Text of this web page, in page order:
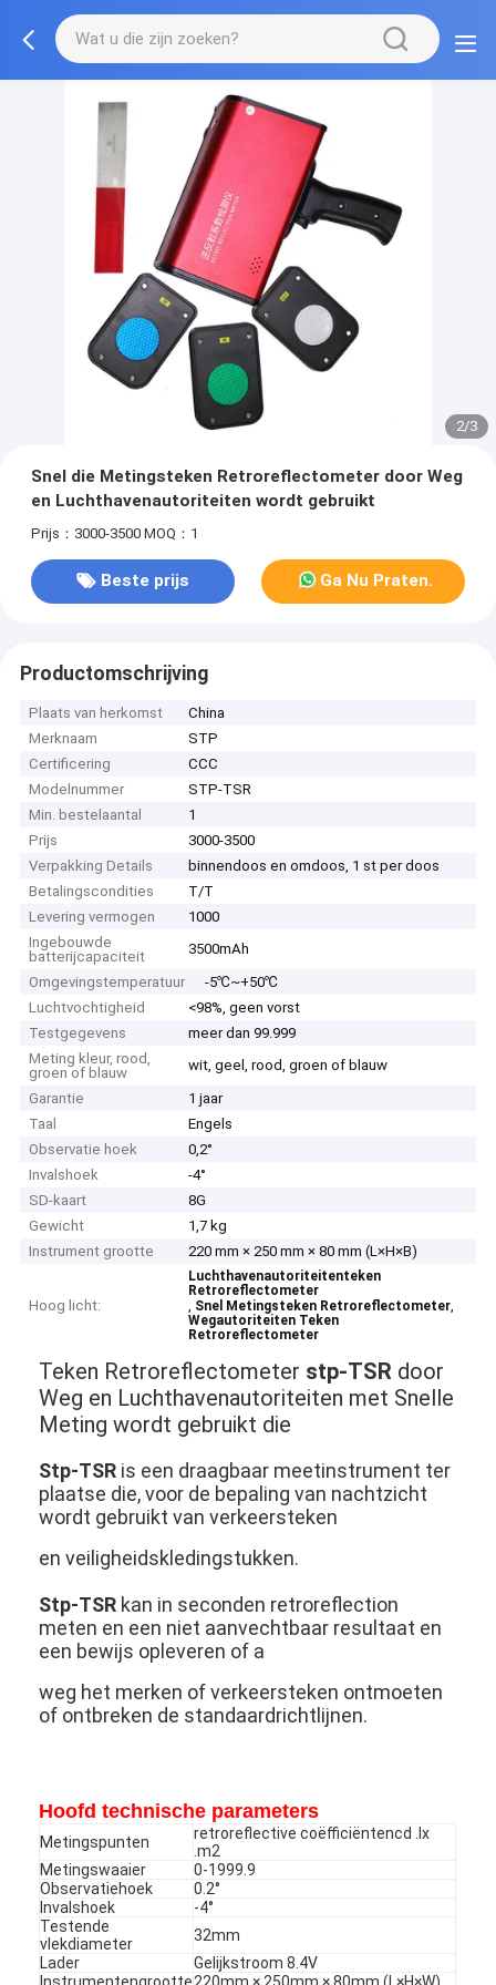
2/3
Snel die Metingsteken Retroreflectometer door Weg
en Luchthavenautoriteiten wordt gebruikt
Prijs：3000-3500 MOQ：1
Beste prijs Ga Nu Praten.
Productomschrijving
Plaats van herkomst
China
Merknaam
STP
Certificering
CCC
Modelnummer
STP-TSR
Min. bestelaantal
1
Prijs
3000-3500
Verpakking Details
binnendoos en omdoos, 1 st per doos
Betalingscondities
T/T
Levering vermogen
1000
Ingebouwde
batterijcapaciteit
3500mAh
Omgevingstemperatuur
-5℃~+50℃
Luchtvochtigheid
<98%, geen vorst
Testgegevens
meer dan 99.999
Meting kleur, rood,
groen of blauw
wit, geel, rood, groen of blauw
Garantie
1 jaar
Taal
Engels
Observatie hoek
0,2°
Invalshoek
-4°
SD-kaart
8G
Gewicht
1,7 kg
Instrument grootte
220 mm × 250 mm × 80 mm (L×H×B)
Hoog licht:
Luchthavenautoriteitenteken
Retroreflectometer
, Snel Metingsteken Retroreflectometer,
Wegautoriteiten Teken
Retroreflectometer
Teken Retroreflectometer stp-TSR door
Weg en Luchthavenautoriteiten met Snelle
Meting wordt gebruikt die
Stp-TSR is een draagbaar meetinstrument ter
plaatse die, voor de bepaling van nachtzicht
wordt gebruikt van verkeersteken
en veiligheidskledingstukken.
Stp-TSR kan in seconden retroreflection
meten en een niet aanvechtbaar resultaat en
een bewijs opleveren of a
weg het merken of verkeersteken ontmoeten
of ontbreken de standaardrichtlijnen.
Hoofd technische parameters
Metingspunten
retroreflective coëfficiëntencd .lx
.m2
Metingswaaier
0-1999.9
Observatiehoek
0.2°
Invalshoek
-4°
Testende
vlekdiameter
32mm
Lader
Gelijkstroom 8.4V